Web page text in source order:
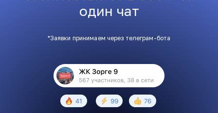
один чат
*Заявки принимаем через телеграм-бота